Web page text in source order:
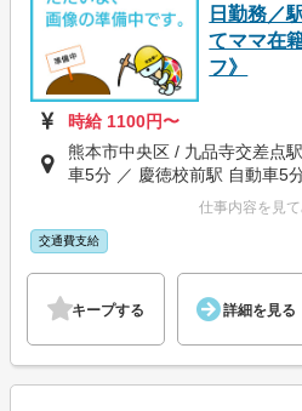
日勤務／
てママ在
フ》
時給 1100円〜
熊本市中央区 / 九品寺交差点
車5分 ／ 慶徳校前駅 自動車5
仕事内容を見
交通費支給
キープする 詳細を見る